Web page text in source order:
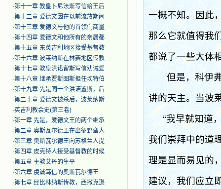
·第十一章 教皇卜尼法斯写信给王后
·第十二章 爱德文因在以前流放期间
·第十三章 爱德文与他的首领们商量
·第十四章 爱德文和他所有的亲属都
·第十五章 东英吉利地区接受基督教
·第十六章 波莱纳斯在林赛地区传教
·第十七章 教皇洪诺留斯写信劝诫爱
·第十八章 继承贾斯图斯担任坎特伯
·第十九章 先是同一个洪诺置斯，后
·第二十章 爱德文被杀后，波莱纳斯
·英吉利教会史(第三卷)
·第一章 先是，爱德文王的两个继承
·第二章 奥斯瓦尔德王在出征野蛮人
·第三章 奥斯瓦尔德王向苏格兰人提
·第四章 皮克特人接受基督教的时候
·第五章 主教艾丹的生平
·第六章 虔诚笃信的奥斯瓦尔德王
·第七章 经比林纳斯传教，西撒克逊
一概不知。因此
那么它就值得我
都说了一些大体
但是，科伊
讲的天主。当波
“我早就知道
我们崇拜中的道
理是显而易见的
建议，我们应立